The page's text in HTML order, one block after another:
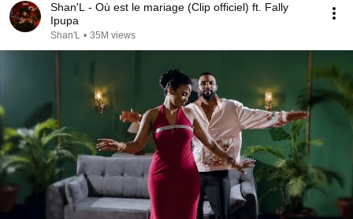
Shan'L - Où est le mariage (Clip officiel) ft. Fally
Ipupa
Shan'L • 35M views